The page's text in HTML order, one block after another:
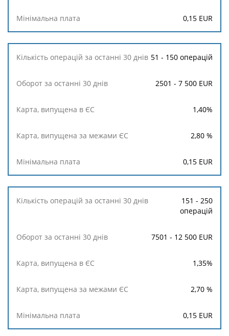
30
днів
Карта,
ЄС
Карта,
за
0,15 EUR
51 - 150 операцій
2501 - 7 500 EUR
1,40%
2,80 %
0,15 EUR
151 - 250
операцій
7501 - 12 500 EUR
1,35%
2,70 %
0,15 EUR